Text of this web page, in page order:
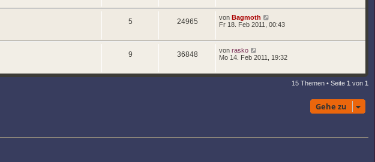
5 24965 von Bagmoth
Fr 18. Feb 2011, 00:43
9 36848 von rasko
Mo 14. Feb 2011, 19:32
15 Themen • Seite 1 von 1
Gehe zu